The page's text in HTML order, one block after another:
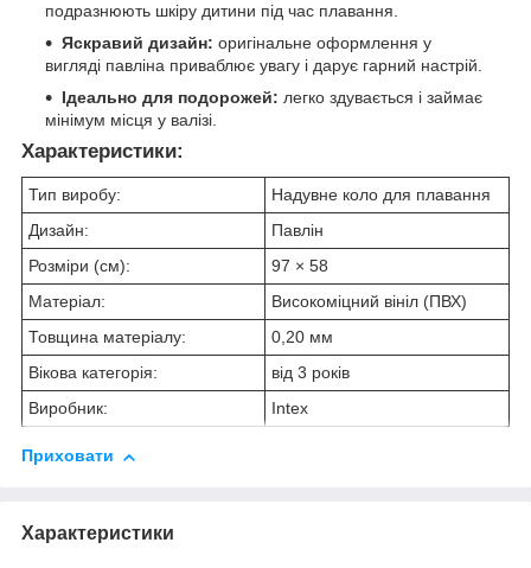
подразнюють шкіру дитини під час плавання.
Яскравий дизайн: оригінальне оформлення у
вигляді павліна приваблює увагу і дарує гарний настрій.
Ідеально для подорожей: легко здувається і займає
мінімум місця у валізі.
Характеристики:
Тип виробу:
Надувне коло для плавання
Дизайн:
Павлін
Розміри (см):
97 × 58
Матеріал:
Високоміцний вініл (ПВХ)
Товщина матеріалу:
0,20 мм
Вікова категорія:
від 3 років
Виробник:
Intex
Приховати
Характеристики